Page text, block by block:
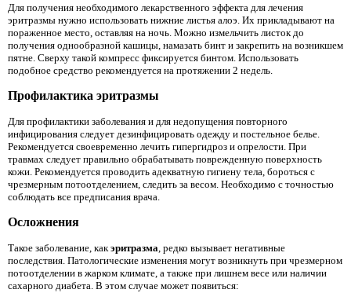
Для получения необходимого лекарственного эффекта для лечения
эритразмы нужно использовать нижние листья алоэ. Их прикладывают на
пораженное место, оставляя на ночь. Можно измельчить листок до
получения однообразной кашицы, намазать бинт и закрепить на возникшем
пятне. Сверху такой компресс фиксируется бинтом. Использовать
подобное средство рекомендуется на протяжении 2 недель.
Профилактика эритразмы
Для профилактики заболевания и для недопущения повторного
инфицирования следует дезинфицировать одежду и постельное белье.
Рекомендуется своевременно лечить гипергидроз и опрелости. При
травмах следует правильно обрабатывать поврежденную поверхность
кожи. Рекомендуется проводить адекватную гигиену тела, бороться с
чрезмерным потоотделением, следить за весом. Необходимо с точностью
соблюдать все предписания врача.
Осложнения
Такое заболевание, как эритразма , редко вызывает негативные
последствия. Патологические изменения могут возникнуть при чрезмерном
потоотделении в жарком климате, а также при лишнем весе или наличии
сахарного диабета. В этом случае может появиться: